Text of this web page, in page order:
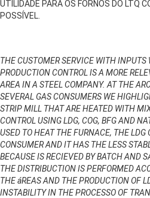
UTILIDADE PARA OS FORNOS DO LTQ
POSSÍVEL.
THE CUSTOMER SERVICE WITH
PRODUCTION CONTROL IS A MORE
AREA IN A STEEL COMPANY. AT THE
SEVERAL GAS CONSUMERS WE
STRIP MILL THAT ARE HEATED WITH
CONTROL USING LDG, COG, BFG AND
USED TO HEAT THE FURNACE, THE LDG
CONSUMER AND IT HAS THE LESS
BECAUSE IS RECIEVED BY BATCH AND
THE DISTRIBUCTION IS PERFORMED
THE áREAS AND THE PRODUCTION OF
INSTABILITY IN THE PROCESSO OF